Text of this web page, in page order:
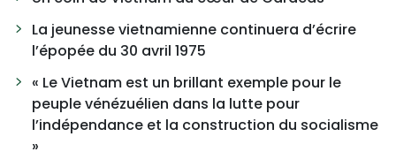
La jeunesse vietnamienne continuera d’écrire
l’épopée du 30 avril 1975
« Le Vietnam est un brillant exemple pour le
peuple vénézuélien dans la lutte pour
l’indépendance et la construction du socialisme
»